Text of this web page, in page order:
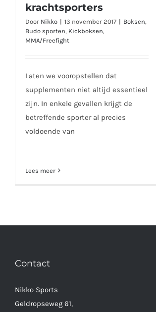
krachtsporters
Door Nikko | 13 november 2017 | Boksen,
Budo sporten, Kickboksen,
MMA/Freefight
Laten we vooropstellen dat
supplementen niet altijd essentieel
zijn. In enkele gevallen krijgt de
betreffende sporter al precies
voldoende van
Lees meer
Contact
Nikko Sports
Geldropseweg 61,